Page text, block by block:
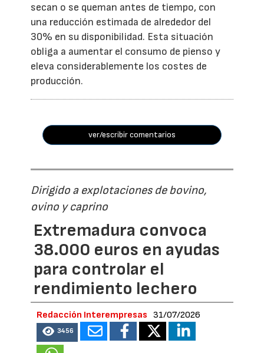
secan o se queman antes de tiempo, con
una reducción estimada de alrededor del
30% en su disponibilidad. Esta situación
obliga a aumentar el consumo de pienso y
eleva considerablemente los costes de
producción.
ver/escribir comentarios
Dirigido a explotaciones de bovino,
ovino y caprino
Extremadura convoca
38.000 euros en ayudas
para controlar el
rendimiento lechero
Redacción Interempresas 31/07/2026
3456